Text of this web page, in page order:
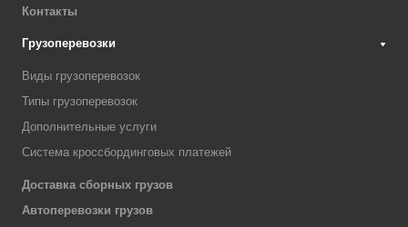
Контакты
Грузоперевозки
Виды грузоперевозок
Типы грузоперевозок
Дополнительные услуги
Система кроссбординговых платежей
Доставка сборных грузов
Автоперевозки грузов